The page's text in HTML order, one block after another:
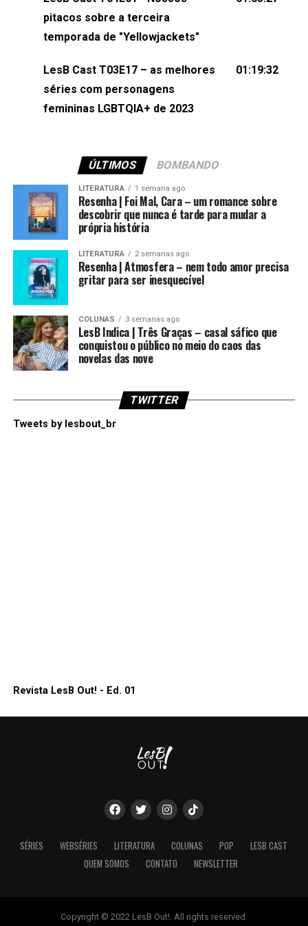
(⁠⁠⁠⁠@brunarfentanes⁠⁠⁠⁠) e Pollyelly FlorêncioEdição de
Naiady Machado
pitacos sobre a terceira
temporada de "Yellowjackets"
LesB Cast T03E17 – as melhores
séries com personagens
femininas LGBTQIA+ de 2023
01:19:32
ÚLTIMOS BOMBANDO
LITERATURA 1 semana ago
Resenha | Foi Mal, Cara – um romance sobre
descobrir que nunca é tarde para mudar a
própria história
LITERATURA 2 semanas ago
Resenha | Atmosfera – nem todo amor precisa
gritar para ser inesquecível
COLUNAS 3 semanas ago
LesB Indica | Três Graças – casal sáfico que
conquistou o público no meio do caos das
novelas das nove
TWITTER
Tweets by lesbout_br
Revista LesB Out! - Ed. 01
SÉRIES WEBSÉRIES LITERATURA COLUNAS POP
LESB CAST
QUEM SOMOS
CONTATO NEWSLETTER
Copyright © 2022 LesB Out!. All rights reserved.